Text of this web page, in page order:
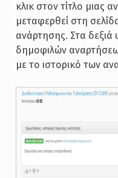
κλικ στον τίτλο μιας
μεταφερθεί στη
ανάρτησης. Στα δεξιά
δημοφιλών
με το ιστορικό των